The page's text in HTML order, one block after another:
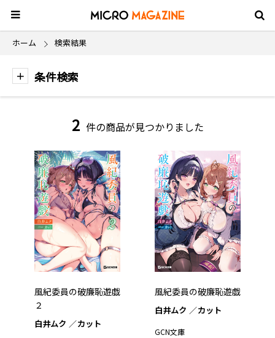
ホーム 検索結果
条件検索
2 件の商品が見つかりました
風紀委員の破廉恥遊戯
２
白井ムク カット
風紀委員の破廉恥遊戯
白井ムク カット
GCN文庫